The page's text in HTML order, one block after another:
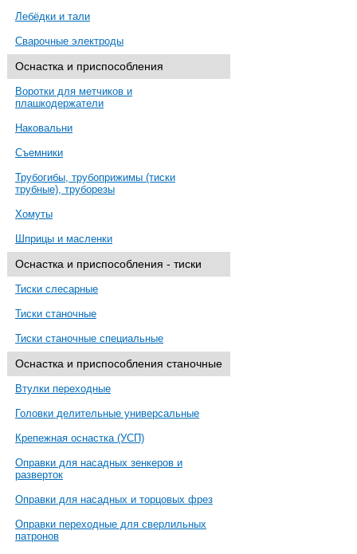
Лебёдки и тали
Сварочные электроды
Оснастка и приспособления
Воротки для метчиков и
плашкодержатели
Наковальни
Съемники
Трубогибы, трубоприжимы (тиски
трубные), труборезы
Хомуты
Шприцы и масленки
Оснастка и приспособления - тиски
Тиски слесарные
Тиски станочные
Тиски станочные специальные
Оснастка и приспособления станочные
Втулки переходные
Головки делительные универсальные
Крепежная оснастка (УСП)
Оправки для насадных зенкеров и
разверток
Оправки для насадных и торцовых фрез
Оправки переходные для сверлильных
патронов